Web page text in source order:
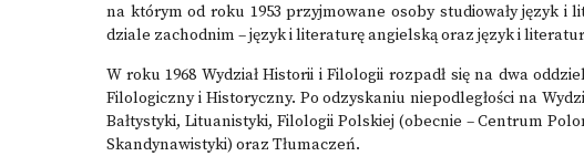
na którym od roku 1953 przyjmowane osoby studiowały język
dziale zachodnim – język i literaturę angielską oraz język i
W roku 1968 Wydział Historii i Filologii rozpadł się na dwa
Filologiczny i Historyczny. Po odzyskaniu niepodległości na
Bałtystyki, Lituanistyki, Filologii Polskiej (obecnie – Centrum
Skandynawistyki) oraz Tłumaczeń.